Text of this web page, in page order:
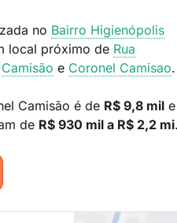
no Bairro Higienópolis
local próximo de Rua
e Coronel Camisao.
Camisão é de R$ 9,8 mil e
de R$ 930 mil a R$ 2,2 mi.